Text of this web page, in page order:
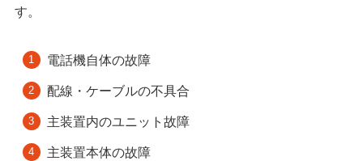
す。
電話機自体の故障
配線・ケーブルの不具合
主装置内のユニット故障
主装置本体の故障